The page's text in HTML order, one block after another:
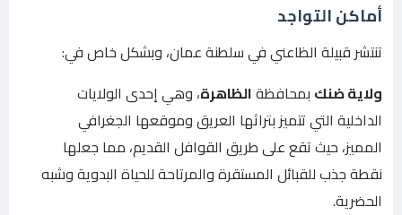
أماكن التواجد
تنتشر قبيلة الظاعني في سلطنة عمان، وبشكل خاص في:
ولاية ضنك بمحافظةالظاهرة، وهي إحدى الولايات
الداخلية التي تتميز بتراثها العريق وموقعها الجغرافي
المميز، حيث تقع على طريق القوافل القديم، مما جعلها
نقطة جذب للقبائل المستقرة والمرتاحة للحياة البدوية وشبه
الحضرية.